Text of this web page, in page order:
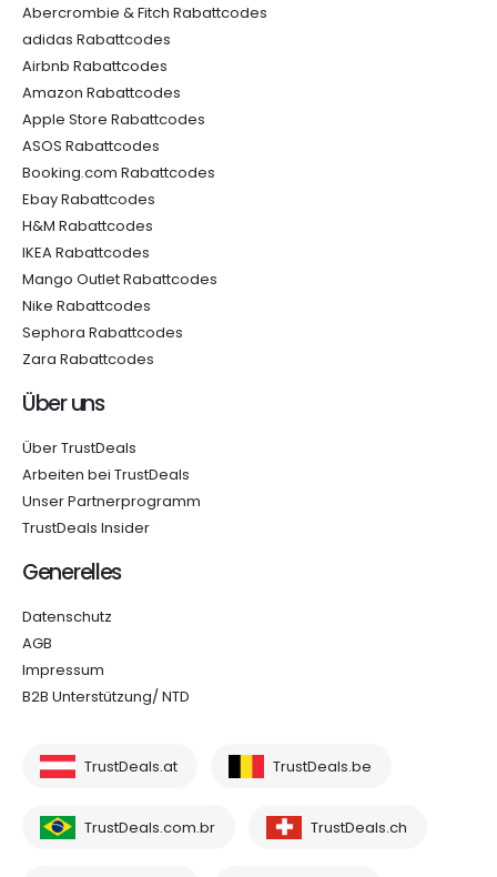
Abercrombie & Fitch Rabattcodes
adidas Rabattcodes
Airbnb Rabattcodes
Amazon Rabattcodes
Apple Store Rabattcodes
ASOS Rabattcodes
Booking.com Rabattcodes
Ebay Rabattcodes
H&M Rabattcodes
IKEA Rabattcodes
Mango Outlet Rabattcodes
Nike Rabattcodes
Sephora Rabattcodes
Zara Rabattcodes
Über uns
Über TrustDeals
Arbeiten bei TrustDeals
Unser Partnerprogramm
TrustDeals Insider
Generelles
Datenschutz
AGB
Impressum
B2B Unterstützung/ NTD
TrustDeals.at TrustDeals.be
TrustDeals.com.br TrustDeals.ch